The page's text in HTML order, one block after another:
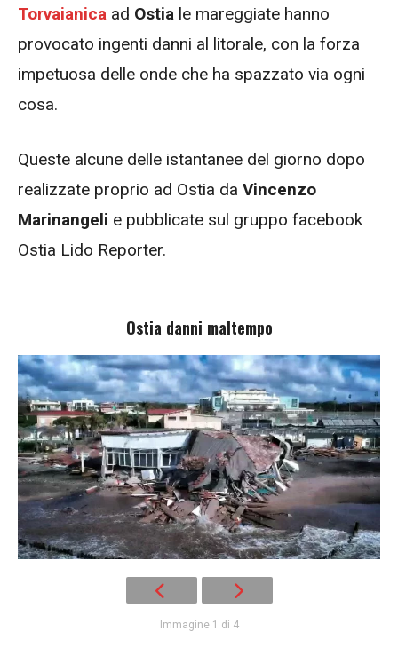
Torvaianica ad Ostia le mareggiate hanno
provocato ingenti danni al litorale, con la forza
impetuosa delle onde che ha spazzato via ogni
cosa.
Queste alcune delle istantanee del giorno dopo
realizzate proprio ad Ostia da Vincenzo
Marinangeli e pubblicate sul gruppo facebook
Ostia Lido Reporter.
Ostia danni maltempo
Immagine 1 di 4